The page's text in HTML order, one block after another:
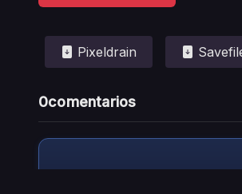
Pixeldrain
0comentarios